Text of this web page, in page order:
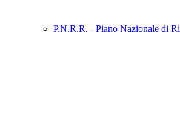
P.N.R.R. - Piano Nazionale di